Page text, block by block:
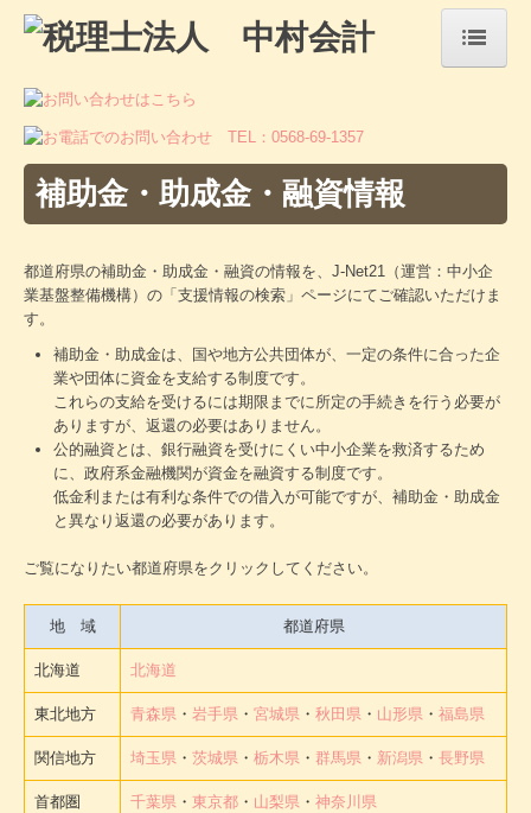
HOME
事務所紹介
経営理念
相続税・贈与税について
料金について
ご契約までの流れ
採用情報
補助金・助成金・融資情報
都道府県の補助金・助成金・融資の情報を、J-Net21（運営：中小企
業基盤整備機構）の「支援情報の検索」ページにてご確認いただけま
す。
補助金・助成金は、国や地方公共団体が、一定の条件に合った企
業や団体に資金を支給する制度です。
これらの支給を受けるには期限までに所定の手続きを行う必要が
ありますが、返還の必要はありません。
公的融資とは、銀行融資を受けにくい中小企業を救済するため
に、政府系金融機関が資金を融資する制度です。
低金利または有利な条件での借入が可能ですが、補助金・助成金
と異なり返還の必要があります。
ご覧になりたい都道府県をクリックしてください。
地 域 都道府県
北海道 北海道
東北地方 青森県 ・ 岩手県 ・ 宮城県 ・ 秋田県 ・ 山形県 ・ 福島県
関信地方 埼玉県 ・ 茨城県 ・ 栃木県 ・ 群馬県 ・ 新潟県 ・ 長野県
首都圏 千葉県 ・ 東京都 ・ 山梨県 ・ 神奈川県